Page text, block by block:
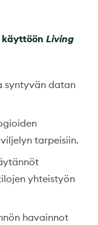
Living
syntyvän datan
tarpeisiin.
yhteistyön
havainnot